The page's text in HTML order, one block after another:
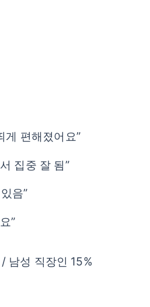
게 편해졌어요”
집중 잘 됨”
음”
”
남성 직장인 15%